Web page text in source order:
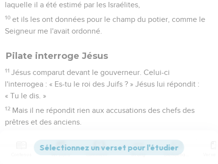
laquelle il a été estimé par les Israélites,
10 et ils les ont données pour le champ du potier, comme le
Seigneur me l'avait ordonné.
Pilate interroge Jésus
11 Jésus comparut devant le gouverneur. Celui-ci
l'interrogea : « Es-tu le roi des Juifs ? » Jésus lui répondit :
« Tu le dis. »
12 Mais il ne répondit rien aux accusations des chefs des
prêtres et des anciens.
témoignages qu'ils portent contre toi ? »
Versions Commentaires Strong